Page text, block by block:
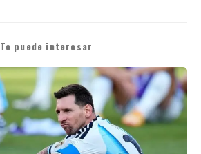
Te puede interesar